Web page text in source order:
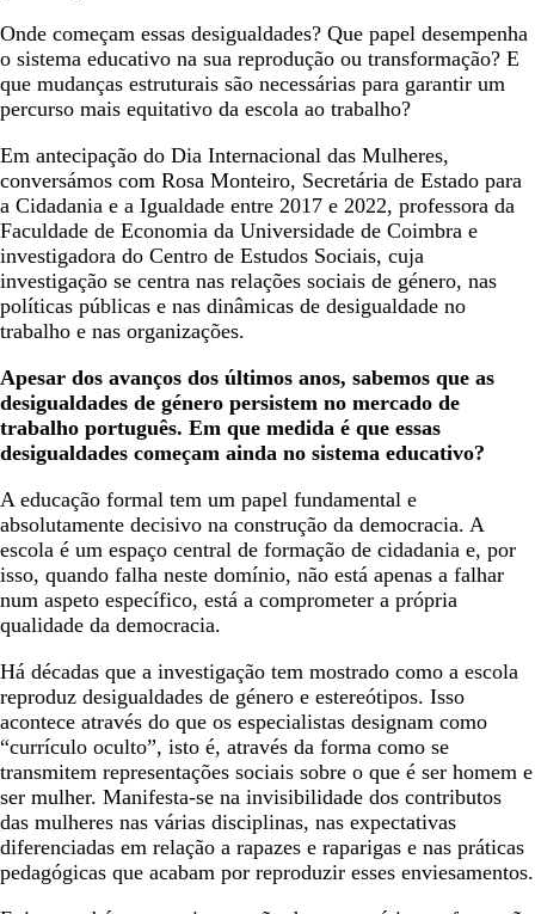
Onde começam essas desigualdades? Que papel desempenha
o sistema educativo na sua reprodução ou transformação? E
que mudanças estruturais são necessárias para garantir um
percurso mais equitativo da escola ao trabalho?
Em antecipação do Dia Internacional das Mulheres,
conversámos com Rosa Monteiro, Secretária de Estado para
a Cidadania e a Igualdade entre 2017 e 2022, professora da
Faculdade de Economia da Universidade de Coimbra e
investigadora do Centro de Estudos Sociais, cuja
investigação se centra nas relações sociais de género, nas
políticas públicas e nas dinâmicas de desigualdade no
trabalho e nas organizações.
Apesar dos avanços dos últimos anos, sabemos que as
desigualdades de género persistem no mercado de
trabalho português. Em que medida é que essas
desigualdades começam ainda no sistema educativo?
A educação formal tem um papel fundamental e
absolutamente decisivo na construção da democracia. A
escola é um espaço central de formação de cidadania e, por
isso, quando falha neste domínio, não está apenas a falhar
num aspeto específico, está a comprometer a própria
qualidade da democracia.
Há décadas que a investigação tem mostrado como a escola
reproduz desigualdades de género e estereótipos. Isso
acontece através do que os especialistas designam como
“currículo oculto”, isto é, através da forma como se
transmitem representações sociais sobre o que é ser homem e
ser mulher. Manifesta-se na invisibilidade dos contributos
das mulheres nas várias disciplinas, nas expectativas
diferenciadas em relação a rapazes e raparigas e nas práticas
pedagógicas que acabam por reproduzir esses enviesamentos.